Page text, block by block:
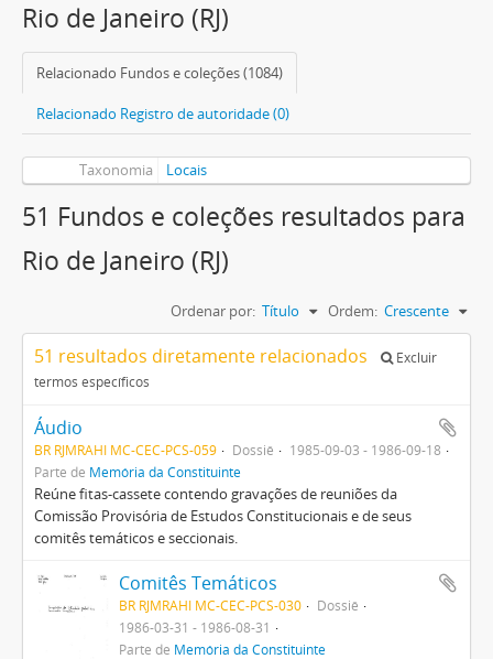
Rio de Janeiro (RJ)
Relacionado Fundos e coleções (1084)
Relacionado Registro de autoridade (0)
Taxonomia Locais
51 Fundos e coleções resultados para
Rio de Janeiro (RJ)
Ordenar por: Título Ordem: Crescente
51 resultados diretamente relacionados
Excluir
termos específicos
Áudio
BR RJMRAHI MC-CEC-PCS-059 Dossiê
1985-09-03 - 1986-09-18
Parte de Memória da Constituinte
Reúne fitas-cassete contendo gravações de reuniões da
Comissão Provisória de Estudos Constitucionais e de seus
comitês temáticos e seccionais.
Comitês Temáticos
BR RJMRAHI MC-CEC-PCS-030
Dossiê
1986-03-31 - 1986-08-31
Parte de Memória da Constituinte